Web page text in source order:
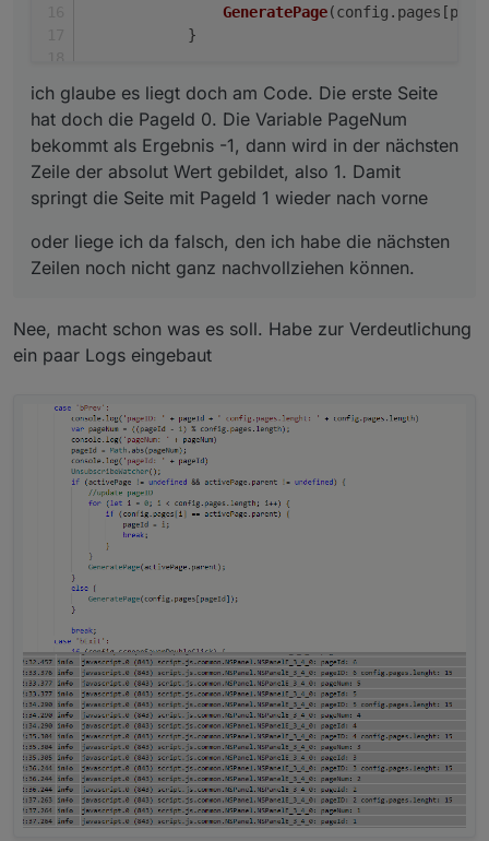
var Benzinpreise1: PageEntities =
{
    "type": "cardEntities",
    "heading": "Benzinpreise 1/2",
    "useColor": true,
    "subPage": false,
    "items": [
<PageItem>{ id:
<PageItem>{ id:
<PageItem>{ id:
    ]
var Benzinpreise2: PageEntities =
{
    "type": "cardEntities",
    "heading": "Benzinpreise 2/2",
    "useColor": true,
    "subPage": false,
    "parent": undefined,
    "items": [
<PageItem>{ id:
<PageItem>{ id:
    ]
};
var sonstiges: PageEntities =
{
    "type": "cardEntities",
    "heading": "sonstiges",
GeneratePage(config. pages
            }
ich glaube es liegt doch am Code. Die erste Seite
hat doch die PageId 0. Die Variable PageNum
bekommt als Ergebnis -1, dann wird in der nächsten
Zeile der absolut Wert gebildet, also 1. Damit
springt die Seite mit PageId 1 wieder nach vorne
oder liege ich da falsch, den ich habe die nächsten
Zeilen noch nicht ganz nachvollziehen können.
Nee, macht schon was es soll. Habe zur Verdeutlichung
ein paar Logs eingebaut